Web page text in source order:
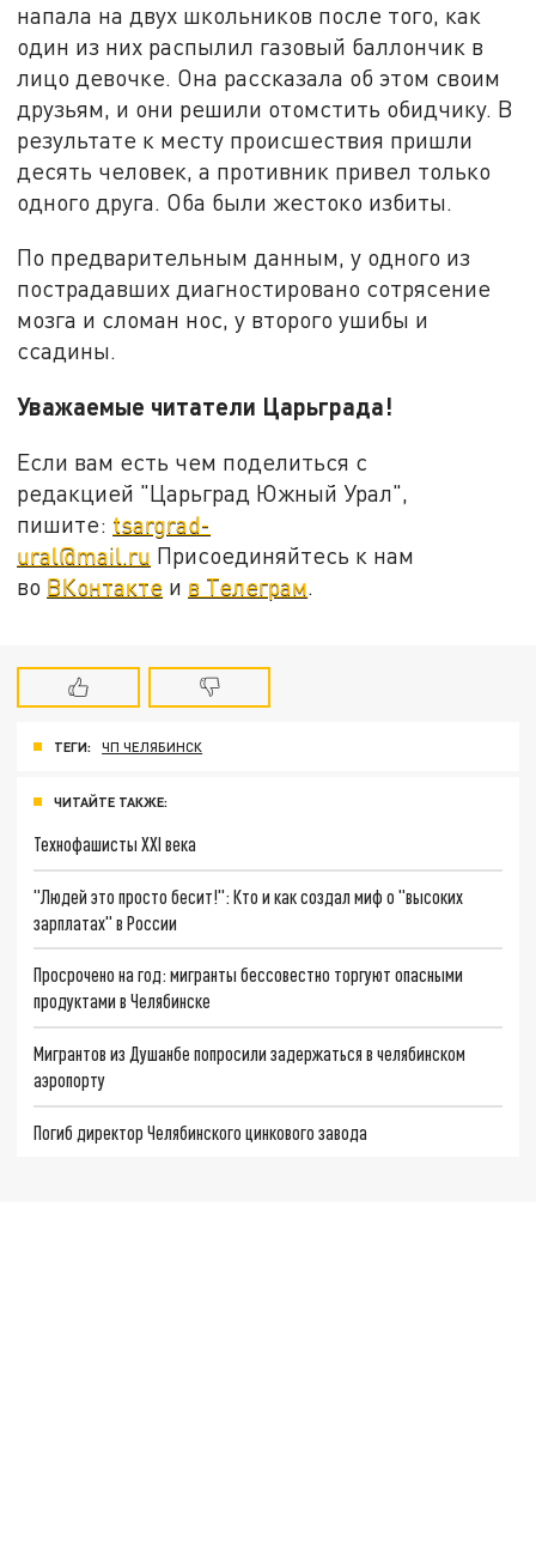
напала на двух школьников после того, как
один из них распылил газовый баллончик в
лицо девочке. Она рассказала об этом своим
друзьям, и они решили отомстить обидчику. В
результате к месту происшествия пришли
десять человек, а противник привел только
одного друга. Оба были жестоко избиты.
По предварительным данным, у одного из
пострадавших диагностировано сотрясение
мозга и сломан нос, у второго ушибы и
ссадины.
Уважаемые читатели Царьграда!
Если вам есть чем поделиться с
редакцией "Царьград Южный Урал",
пишите: tsargrad-
ural@mail.ru Присоединяйтесь к нам
во ВКонтакте и в Телеграм
ТЕГИ: ЧП ЧЕЛЯБИНСК
ЧИТАЙТЕ ТАКЖЕ:
Технофашисты XXI века
"Людей это просто бесит!": Кто и как создал миф о "высоких
зарплатах" в России
Просрочено на год: мигранты бессовестно торгуют опасными
продуктами в Челябинске
Мигрантов из Душанбе попросили задержаться в челябинском
аэропорту
Погиб директор Челябинского цинкового завода